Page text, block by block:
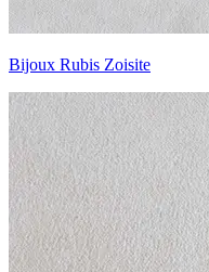
Bijoux Rubis Zoisite